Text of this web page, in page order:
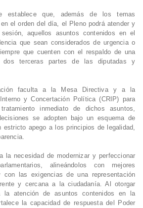
establece que, además de los temas
el orden del día, el Pleno podrá atender y
aquellos asuntos contenidos en el
que sean considerados de urgencia o
que cuenten con el respaldo de una
dos terceras partes de las diputadas y
faculta a la Mesa Directiva y a la
y Concertación Política (CRIP) para
inmediato de dichos asuntos,
se adopten bajo un esquema de
apego a los principios de legalidad,
la necesidad de modernizar y perfeccionar
alineándolos con mejores
con las exigencias de una representación
y cercana a la ciudadanía. Al otorgar
la atención de asuntos contenidos en la
la capacidad de respuesta del Poder